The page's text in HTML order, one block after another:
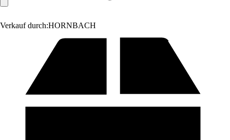
Verkauf durch:HORNBACH